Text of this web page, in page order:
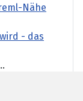
Nähe
- das